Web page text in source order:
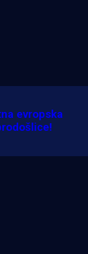
evropska